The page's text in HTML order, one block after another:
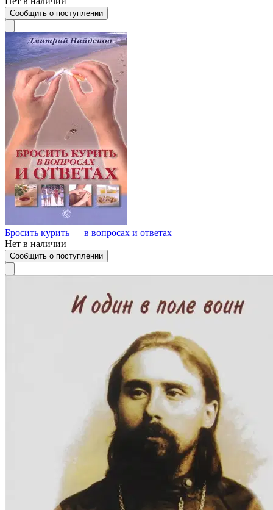
Сообщить о поступлении
Бросить курить — в вопросах и ответах
Нет в наличии
Сообщить о поступлении